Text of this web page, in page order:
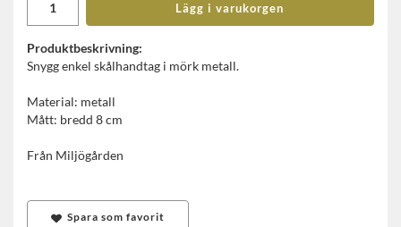
Lägg i varukorgen
Produktbeskrivning:
Snygg enkel skålhandtag i mörk metall.
Material: metall
Mått: bredd 8 cm
Från Miljögården
Spara som favorit